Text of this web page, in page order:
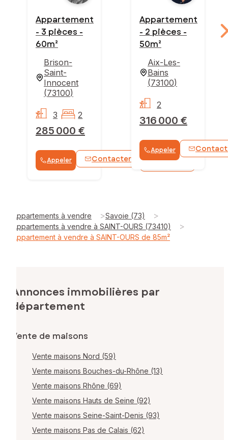
Appartement
- 3 pièces -
60m²
Brison-
Saint-
Innocent
(73100)
285 000 €
3 2
Appeler Contacter WhatsApp
Appartement
- 2 pièces -
50m²
Aix-Les-
Bains
(73100)
316 000 €
2
Appeler
Appartements à vendre >Savoie (73) >
Appartements à vendre à SAINT-OURS (73410) >
Appartement à vendre à SAINT-OURS de 85m²
Annonces immobilières par
département
Vente de maisons
Vente maisons Nord (59)
Vente maisons Bouches-du-Rhône (13)
Vente maisons Rhône (69)
Vente maisons Hauts de Seine (92)
Vente maisons Seine-Saint-Denis (93)
Vente maisons Pas de Calais (62)